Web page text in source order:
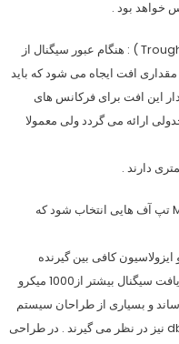
افت ایجاه می شود که باید
این افت برای فرکانس های
ارائه می گردد ولی معمولا
دارند .
نحوه انتخاب تپ آف : باید در یک سیستم MATV تپ آف هایی انتخاب شود که
بیشتر از1000 میکرو
و بسیاری از طراحان سیستم